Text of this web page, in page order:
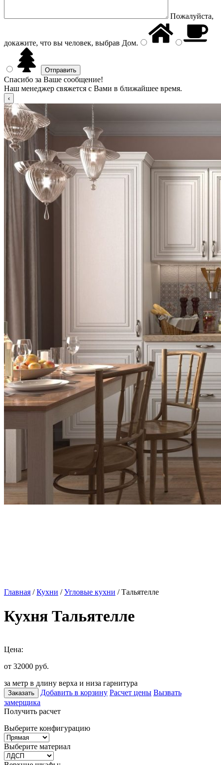
Пожалуйста,
докажите, что вы человек, выбрав Дом.
Спасибо за Ваше сообщение!
Наш менеджер свяжется с Вами в ближайшее время.
Главная /Кухни /Угловые кухни / Тальятелле
Кухня Тальятелле
Цена:
от 32000 руб.
за метр в длину верха и низа гарнитура
Заказать Добавить в корзину Расчет цены Вызвать
замерщика
Получить расчет
Выберите конфигурацию
Выберите материал